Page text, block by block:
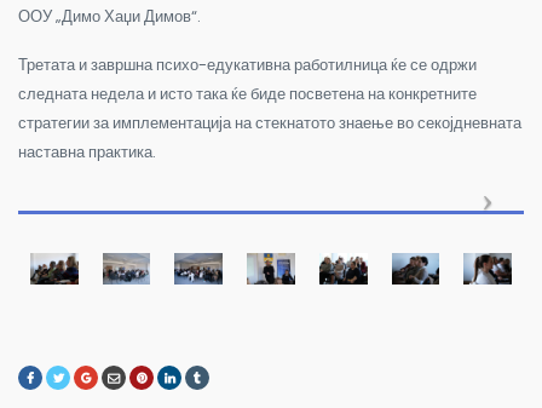
ООУ „Димо Хаџи Димов“.
Третата и завршна психо-едукативна работилница ќе се одржи
следната недела и исто така ќе биде посветена на конкретните
стратегии за имплементација на стекнатото знаење во секојдневната
наставна практика.